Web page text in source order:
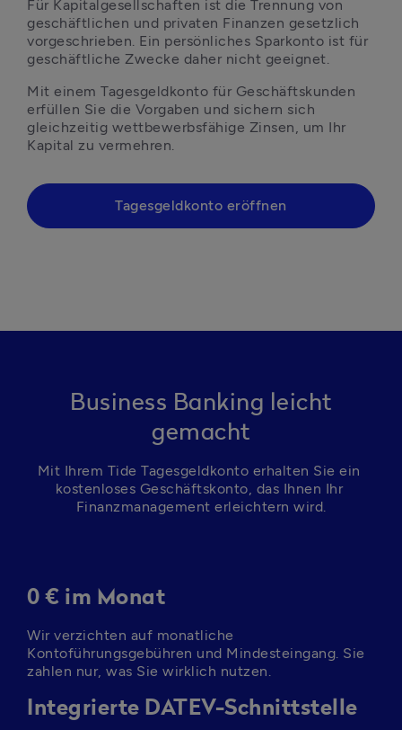
Für Kapitalgesellschaften ist die Trennung von
geschäftlichen und privaten Finanzen gesetzlich
vorgeschrieben. Ein persönliches Sparkonto ist für
geschäftliche Zwecke daher nicht geeignet.
Mit einem Tagesgeldkonto für Geschäftskunden
erfüllen Sie die Vorgaben und sichern sich
gleichzeitig wettbewerbsfähige Zinsen, um Ihr
Kapital zu vermehren.
Tagesgeldkonto eröffnen
Business Banking leicht
gemacht
Mit Ihrem Tide Tagesgeldkonto erhalten Sie ein
kostenloses Geschäftskonto, das Ihnen Ihr
Finanzmanagement erleichtern wird.
0 € im Monat
Wir verzichten auf monatliche
Kontoführungsgebühren und Mindesteingang. Sie
zahlen nur, was Sie wirklich nutzen.
Integrierte DATEV-Schnittstelle